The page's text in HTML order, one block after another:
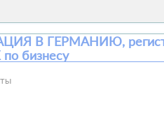
В ГЕРМАНИЮ,
бизнесу